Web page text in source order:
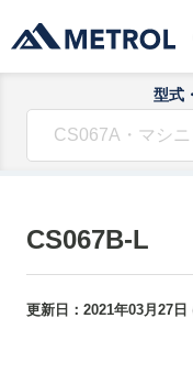
型式
CS067B-L
更新日： 2021年03月27日